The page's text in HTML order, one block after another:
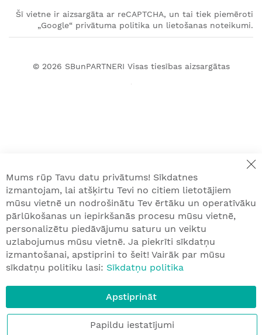
Šī vietne ir aizsargāta ar reCAPTCHA, un tai tiek piemēroti
„Google“ privātuma politika un lietošanas noteikumi.
© 2026 SBunPARTNERI Visas tiesības aizsargātas
Mums rūp Tavu datu privātums! Sīkdatnes
izmantojam, lai atšķirtu Tevi no citiem lietotājiem
mūsu vietnē un nodrošinātu Tev ērtāku un operatīvāku
pārlūkošanas un iepirkšanās procesu mūsu vietnē,
personalizētu piedāvājumu saturu un veiktu
uzlabojumus mūsu vietnē. Ja piekrīti sīkdatņu
izmantošanai, apstiprini to šeit! Vairāk par mūsu
sīkdatņu politiku lasi: Sīkdatņu politika
Apstiprināt
Papildu iestatījumi